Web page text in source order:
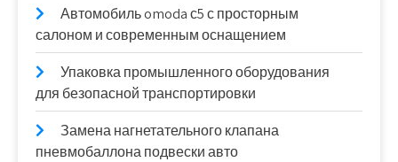
Автомобиль omoda с5 с просторным
салоном и современным оснащением
Упаковка промышленного оборудования
для безопасной транспортировки
Замена нагнетательного клапана
пневмобаллона подвески авто